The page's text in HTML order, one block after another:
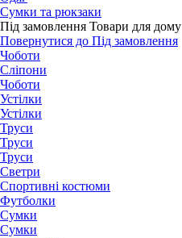
Сумки та рюкзаки
Під замовлення Товари для дому
Повернутися до Під замовлення
Чоботи
Сліпони
Чоботи
Устілки
Устілки
Труси
Труси
Труси
Светри
Спортивні костюми
Футболки
Сумки
Сумки